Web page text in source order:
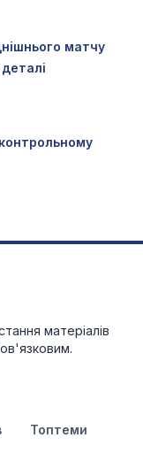
матчу
матеріалів
Топтеми